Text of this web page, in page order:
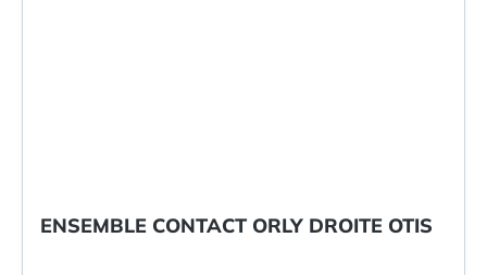
ENSEMBLE CONTACT ORLY DROITE OTIS